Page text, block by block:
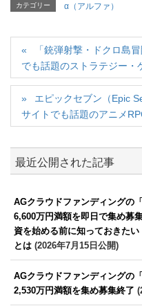
カテゴリー α（アルファ）
「銃弾射撃・ドクロ島
でも話題のストラテジー・
エピックセブン（Epic
サイトでも話題のアニメ
最近公開された記事
AGクラウドファンディングの
6,600万円満額を即日で集め募
資を始める前に知っておきた
とは (2026年7月15日公開)
AGクラウドファンディングの
2,530万円満額を集め募集終了